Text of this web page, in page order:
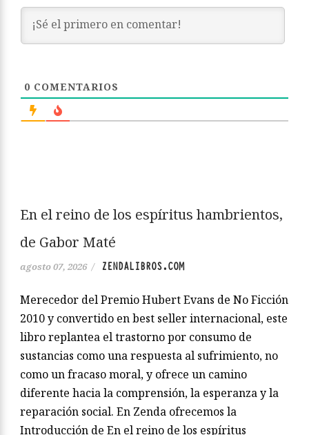
0 COMENTARIOS
En el reino de los espíritus hambrientos,
de Gabor Maté
agosto 07, 2026 / ZENDALIBROS.COM
Merecedor del Premio Hubert Evans de No Ficción
2010 y convertido en best seller internacional, este
libro replantea el trastorno por consumo de
sustancias como una respuesta al sufrimiento, no
como un fracaso moral, y ofrece un camino
diferente hacia la comprensión, la esperanza y la
reparación social. En Zenda ofrecemos la
Introducción de En el reino de los espíritus